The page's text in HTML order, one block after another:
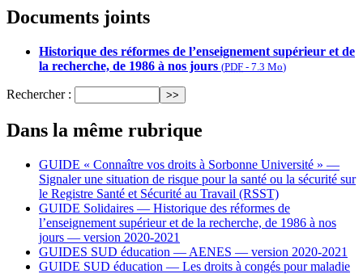
Documents joints
Historique des réformes de l’enseignement supérieur et de
la recherche, de 1986 à nos jours (PDF - 7.3 Mo)
Rechercher :
Dans la même rubrique
GUIDE « Connaître vos droits à Sorbonne Université » —
Signaler une situation de risque pour la santé ou la sécurité sur
le Registre Santé et Sécurité au Travail (RSST)
GUIDE Solidaires — Historique des réformes de
l’enseignement supérieur et de la recherche, de 1986 à nos
jours — version 2020-2021
GUIDES SUD éducation — AENES — version 2020-2021
GUIDE SUD éducation — Les droits à congés pour maladie